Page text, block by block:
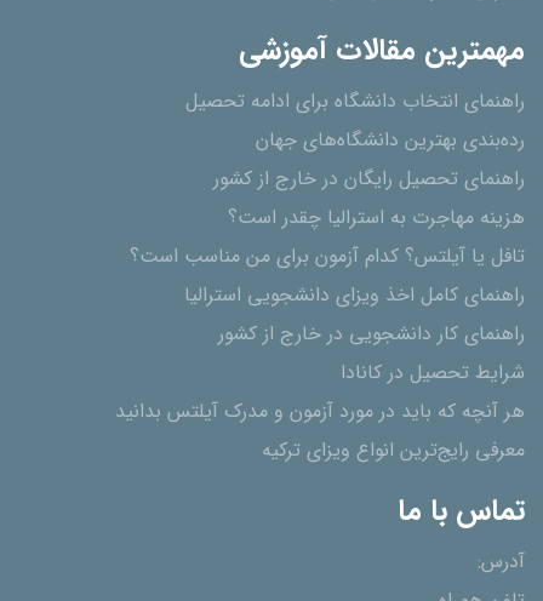
مهمترین مقالات آموزشی
راهنمای انتخاب دانشگاه برای ادامه تحصیل
رده‌بندی بهترین دانشگاه‌های جهان
راهنمای تحصیل رایگان در خارج از کشور
هزینه مهاجرت به استرالیا چقدر است؟
تافل یا آیلتس؟ کدام آزمون برای من مناسب است؟
راهنمای کامل اخذ ویزای دانشجویی استرالیا
راهنمای کار دانشجویی در خارج از کشور
شرایط تحصیل در کانادا
هر آنچه که باید در مورد آزمون و مدرک آیلتس بدانید
معرفی رایج‌ترین انواع ویزای ترکیه
تماس با ما
آدرس: